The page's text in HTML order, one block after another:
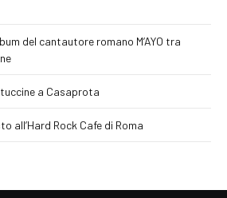
del cantautore romano M’AYO tra
a Casaprota
all’Hard Rock Cafe di Roma